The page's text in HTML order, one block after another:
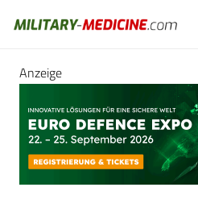
Anzeige